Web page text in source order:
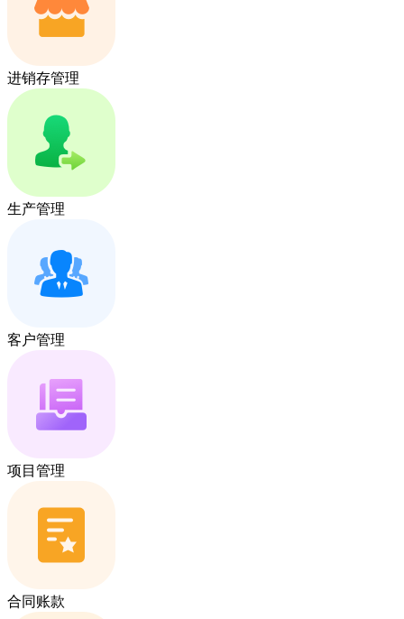
进销存管理
生产管理
客户管理
项目管理
合同账款